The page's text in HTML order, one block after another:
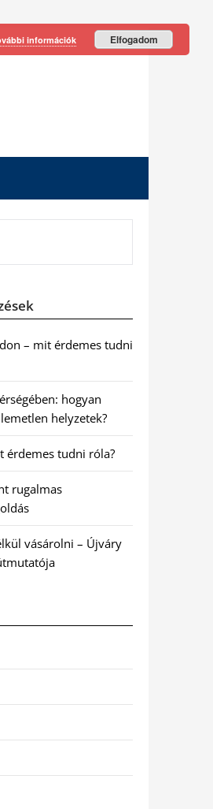
– mit érdemes tudni
hogyan
helyzetek?
érdemes tudni róla?
rugalmas
vásárolni – Újváry
információk Elfogadom